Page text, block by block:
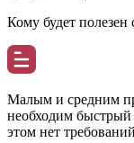
Кому будет полезен
Малым и средним
необходим
этом нет